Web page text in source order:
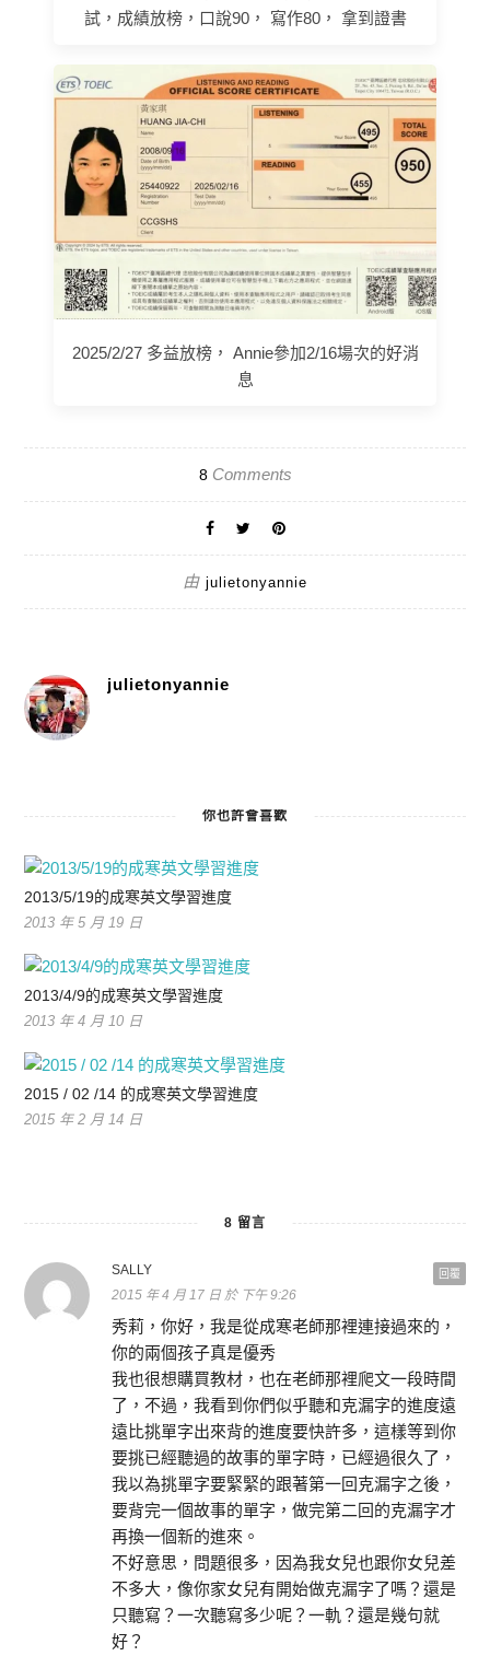
試，成績放榜，口說90， 寫作80， 拿到證書
2025/2/27 多益放榜， Annie參加2/16場次的好消
息
8Comments
由 julietonyannie
julietonyannie
你也許會喜歡
2013/5/19的成寒英文學習進度
2013 年 5 月 19 日
2013/4/9的成寒英文學習進度
2013 年 4 月 10 日
2015 / 02 /14 的成寒英文學習進度
2015 年 2 月 14 日
8 留言
回覆
SALLY
2015 年 4 月 17 日 於 下午 9:26
秀莉，你好，我是從成寒老師那裡連接過來的，
你的兩個孩子真是優秀
我也很想購買教材，也在老師那裡爬文一段時間
了，不過，我看到你們似乎聽和克漏字的進度遠
遠比挑單字出來背的進度要快許多，這樣等到你
要挑已經聽過的故事的單字時，已經過很久了，
我以為挑單字要緊緊的跟著第一回克漏字之後，
要背完一個故事的單字，做完第二回的克漏字才
再換一個新的進來。
不好意思，問題很多，因為我女兒也跟你女兒差
不多大，像你家女兒有開始做克漏字了嗎？還是
只聽寫？一次聽寫多少呢？一軌？還是幾句就
好？